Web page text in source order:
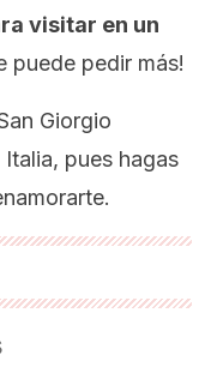
visitar en un
puede pedir más!
Giorgio
pues hagas
E Il Veneto.